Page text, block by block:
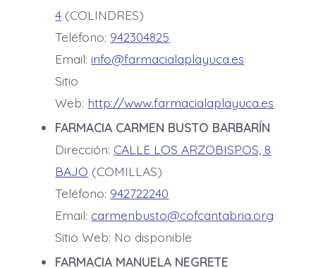
4 (COLINDRES)
Teléfono: 942304825
Email:info@farmacialaplayuca.es
Sitio
Web: http://www.farmacialaplayuca.es
FARMACIA CARMEN BUSTO BARBARÍN
Dirección: CALLE LOS ARZOBISPOS, 8
BAJO (COMILLAS)
Teléfono: 942722240
Email: carmenbusto@cofcantabria.org
Sitio Web: No disponible
FARMACIA MANUELA NEGRETE